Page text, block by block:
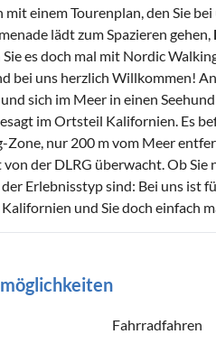
mit einem Tourenplan, den Sie
lädt zum Spazieren gehen,
es doch mal mit Nordic
bei uns herzlich Willkommen!
sich im Meer in einen
im Ortsteil Kalifornien. Es
Zone, nur 200 m vom Meer
von der DLRG überwacht. Ob
Erlebnisstyp sind: Bei uns ist
Kalifornien und Sie doch einfach
Fahrradfahren